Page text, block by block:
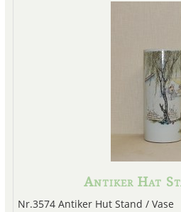
Antiker Hat
Nr.3574 Antiker Hut Stand / Vase